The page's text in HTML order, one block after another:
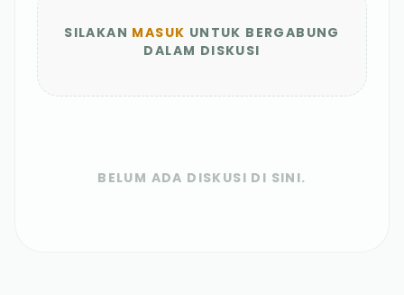
SILAKAN MASUK UNTUK BERGABUNG
DALAM DISKUSI
BELUM ADA DISKUSI DI SINI.